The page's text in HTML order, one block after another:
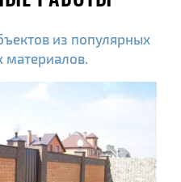
из популярных
материалов.